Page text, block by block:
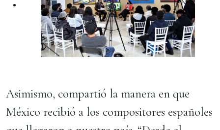
Asimismo, compartió la manera en que
México recibió a los compositores españoles